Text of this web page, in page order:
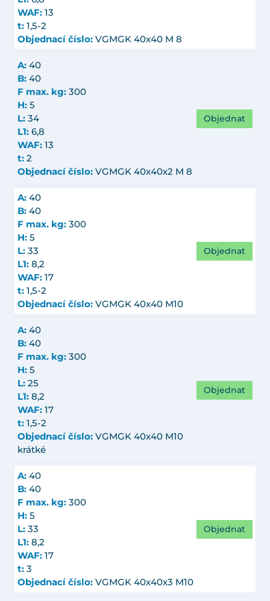
WAF: 13
t: 1,5-2
Objednací číslo: VGMGK 40x40 M 8
A: 40
B: 40
F max. kg: 300
H: 5
L: 34
L1: 6,8
WAF: 13
t: 2
Objednací číslo: VGMGK 40x40x2 M 8
Objednat
A: 40
B: 40
F max. kg: 300
H: 5
L: 33
L1: 8,2
WAF: 17
t: 1,5-2
Objednací číslo: VGMGK 40x40 M10
Objednat
A: 40
B: 40
F max. kg: 300
H: 5
L: 25
L1: 8,2
WAF: 17
t: 1,5-2
Objednací číslo: VGMGK 40x40 M10
krátké
Objednat
A: 40
B: 40
F max. kg: 300
H: 5
L: 33
L1: 8,2
WAF: 17
t: 3
Objednací číslo: VGMGK 40x40x3 M10
Objednat